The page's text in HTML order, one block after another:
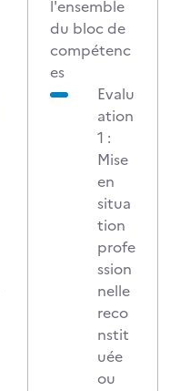
l'ensemble
du bloc de
compétenc
es
Evalu
ation
1 :
Mise
en
situa
tion
profe
ssion
nelle
reco
nstit
uée
ou